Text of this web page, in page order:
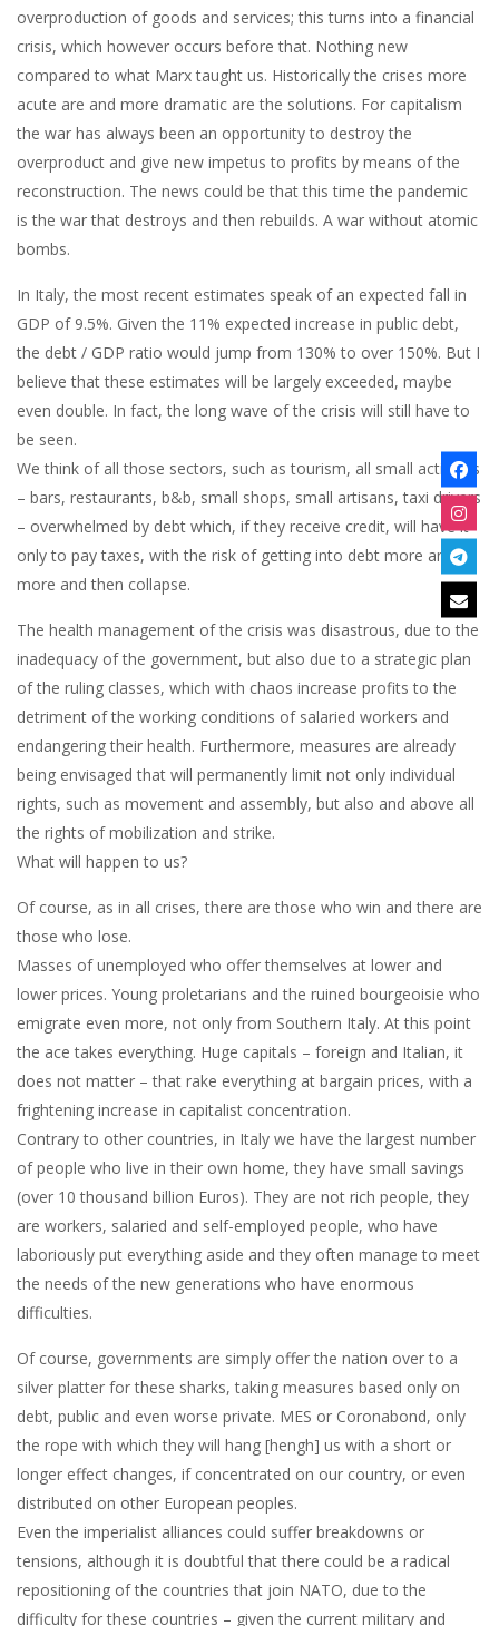
overproduction of goods and services; this turns into a financial
crisis, which however occurs before that. Nothing new
compared to what Marx taught us. Historically the crises more
acute are and more dramatic are the solutions. For capitalism
the war has always been an opportunity to destroy the
overproduct and give new impetus to profits by means of the
reconstruction. The news could be that this time the pandemic
is the war that destroys and then rebuilds. A war without atomic
bombs.
In Italy, the most recent estimates speak of an expected fall in
GDP of 9.5%. Given the 11% expected increase in public debt,
the debt / GDP ratio would jump from 130% to over 150%. But I
believe that these estimates will be largely exceeded, maybe
even double. In fact, the long wave of the crisis will still have to
be seen.
We think of all those sectors, such as tourism, all small activities
– bars, restaurants, b&b, small shops, small artisans, taxi drivers
– overwhelmed by debt which, if they receive credit, will have it
only to pay taxes, with the risk of getting into debt more and
more and then collapse.
The health management of the crisis was disastrous, due to the
inadequacy of the government, but also due to a strategic plan
of the ruling classes, which with chaos increase profits to the
detriment of the working conditions of salaried workers and
endangering their health. Furthermore, measures are already
being envisaged that will permanently limit not only individual
rights, such as movement and assembly, but also and above all
the rights of mobilization and strike.
What will happen to us?
Of course, as in all crises, there are those who win and there are
those who lose.
Masses of unemployed who offer themselves at lower and
lower prices. Young proletarians and the ruined bourgeoisie who
emigrate even more, not only from Southern Italy. At this point
the ace takes everything. Huge capitals – foreign and Italian, it
does not matter – that rake everything at bargain prices, with a
frightening increase in capitalist concentration.
Contrary to other countries, in Italy we have the largest number
of people who live in their own home, they have small savings
(over 10 thousand billion Euros). They are not rich people, they
are workers, salaried and self-employed people, who have
laboriously put everything aside and they often manage to meet
the needs of the new generations who have enormous
difficulties.
Of course, governments are simply offer the nation over to a
silver platter for these sharks, taking measures based only on
debt, public and even worse private. MES or Coronabond, only
the rope with which they will hang [hengh] us with a short or
longer effect changes, if concentrated on our country, or even
distributed on other European peoples.
Even the imperialist alliances could suffer breakdowns or
tensions, although it is doubtful that there could be a radical
repositioning of the countries that join NATO, due to the
difficulty for these countries – given the current military and